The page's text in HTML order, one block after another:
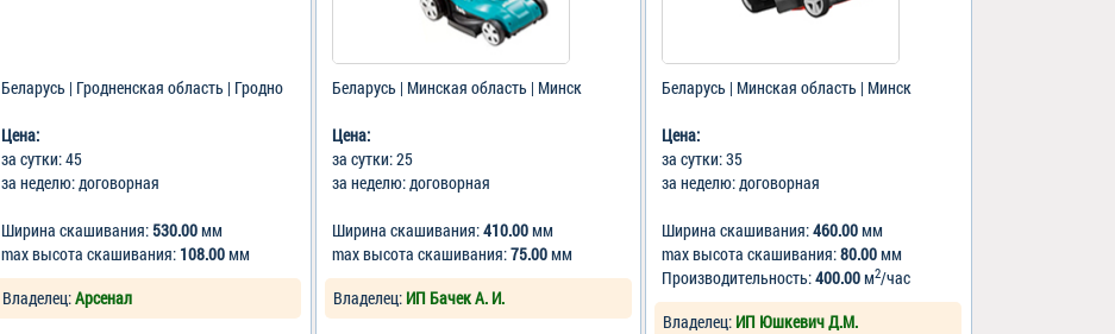
Беларусь | Гродненская область | Гродно
Цена:
за сутки: 45
за неделю: договорная
Ширина скашивания: 530.00мм
max высота скашивания: 108.00мм
Владелец:Арсенал
Беларусь | Минская область | Минск
Цена:
за сутки: 25
за неделю: договорная
Ширина скашивания:410.00мм
max высота скашивания:75.00мм
Владелец: ИП Бачек А. И.
Беларусь | Минская область | Минск
Цена:
за сутки: 35
за неделю: договорная
Ширина скашивания:460.00мм
max высота скашивания:80.00мм
Производительность:400.00м2/час
Владелец: ИП Юшкевич Д.М.